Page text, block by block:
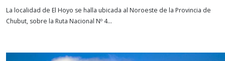
La localidad de El Hoyo se halla ubicada al Noroeste de la Provincia de
Chubut, sobre la Ruta Nacional Nº 4...